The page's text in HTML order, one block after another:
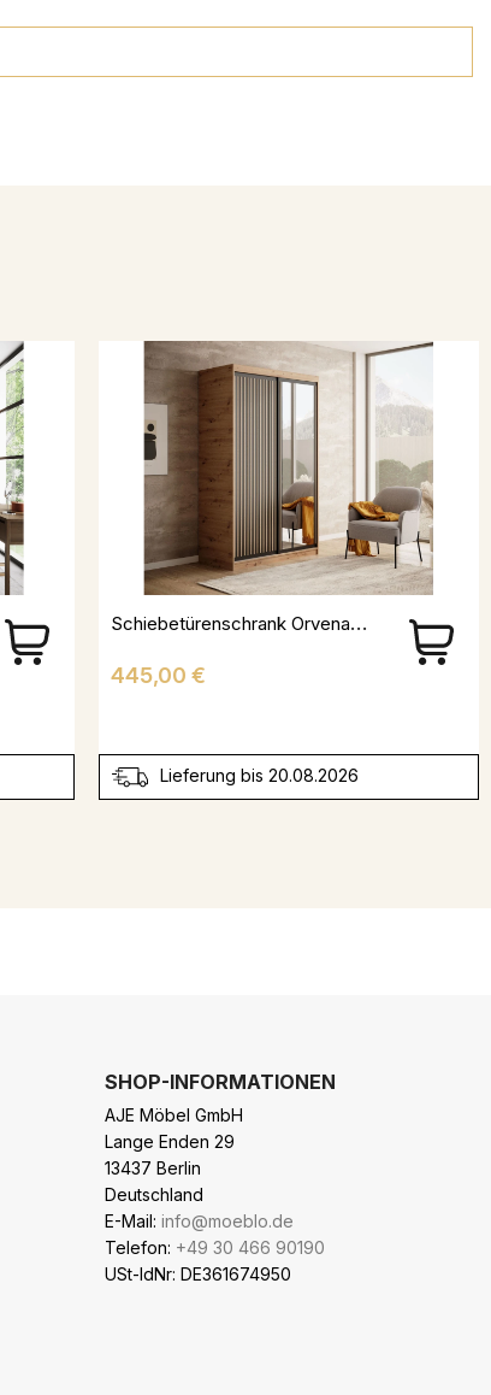
Schiebetürenschrank Orvena Mit Spiegel
Preis
445,00 €
Lieferung bis 20.08.2026
SHOP-INFORMATIONEN
AJE Möbel GmbH
Lange Enden 29
13437 Berlin
Deutschland
E-Mail: info@moeblo.de
Telefon: +49 30 466 90190
USt-IdNr: DE361674950